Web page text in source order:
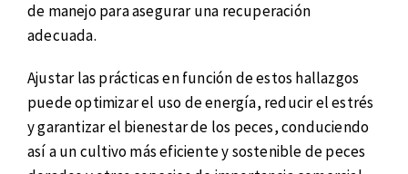
de manejo para asegurar una recuperación
adecuada.
Ajustar las prácticas en función de estos hallazgos
puede optimizar el uso de energía, reducir el estrés
y garantizar el bienestar de los peces, conduciendo
así a un cultivo más eficiente y sostenible de peces